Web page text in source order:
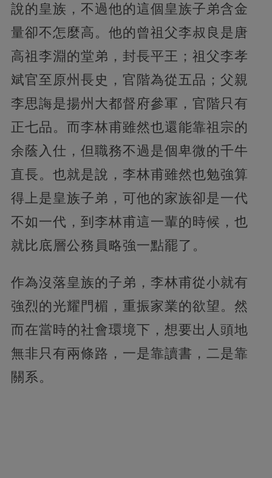
說的皇族，不過他的這個皇族子弟含金
量卻不怎麼高。他的曾祖父李叔良是唐
高祖李淵的堂弟，封長平王；祖父李孝
斌官至原州長史，官階為從五品；父親
李思誨是揚州大都督府參軍，官階只有
正七品。而李林甫雖然也還能靠祖宗的
余蔭入仕，但職務不過是個卑微的千牛
直長。也就是說，李林甫雖然也勉強算
得上是皇族子弟，可他的家族卻是一代
不如一代，到李林甫這一輩的時候，也
就比底層公務員略強一點罷了。
作為沒落皇族的子弟，李林甫從小就有
強烈的光耀門楣，重振家業的欲望。然
而在當時的社會環境下，想要出人頭地
無非只有兩條路，一是靠讀書，二是靠
關系。